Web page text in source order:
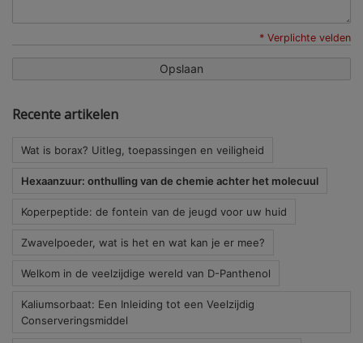
* Verplichte velden
Opslaan
Recente artikelen
Wat is borax? Uitleg, toepassingen en veiligheid
Hexaanzuur: onthulling van de chemie achter het molecuul
Koperpeptide: de fontein van de jeugd voor uw huid
Zwavelpoeder, wat is het en wat kan je er mee?
Welkom in de veelzijdige wereld van D-Panthenol
Kaliumsorbaat: Een Inleiding tot een Veelzijdig
Conserveringsmiddel